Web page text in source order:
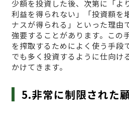
少額を投資した後、次第に「よ
利益を得られない」「投資額を
ナスが得られる」といった理由
強要することがあります。この
を搾取するためによく使う手段
でも多く投資するように仕向け
かけてきます。
5.非常に制限された